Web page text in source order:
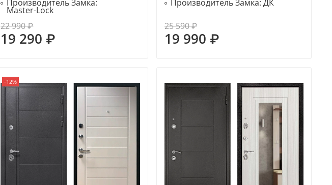
Производитель Замка:
Master-Lock
22 990 ₽
19 290 ₽
Производитель Замка: ДК
25 590 ₽
19 990 ₽
-12%